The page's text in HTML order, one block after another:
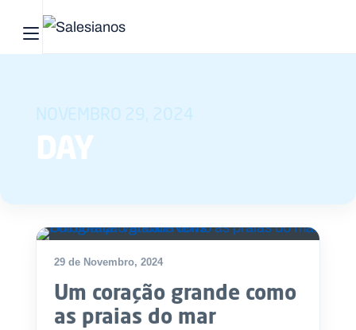
Abrir menu principal
NOVEMBRO 29, 2024
DAY
29 de Novembro, 2024
Um coração grande como
as praias do mar
Início
Quem
O
que
fazemos
Recursos